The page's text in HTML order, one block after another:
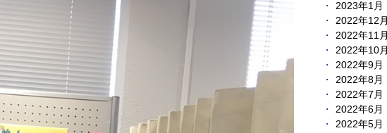
2023年1月
2022年12月
2022年11月
2022年10月
2022年9月
2022年8月
2022年7月
2022年6月
2022年5月